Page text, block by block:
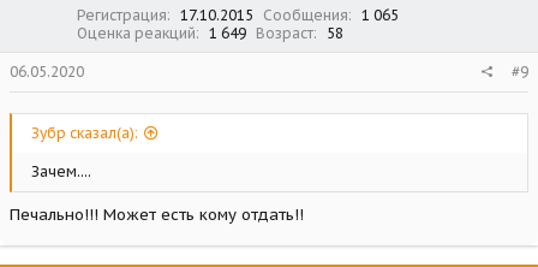
Регистрация 17.10.2015 Сообщения
1 065
Оценка реакций
1 649 Возраст 58
06.05.2020 #9
Зубр сказал(а):
Зачем....
Печально!!! Может есть кому отдать!!